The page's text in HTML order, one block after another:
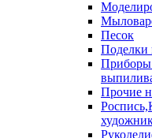
Песок
Поделки
Приборы
Прочие